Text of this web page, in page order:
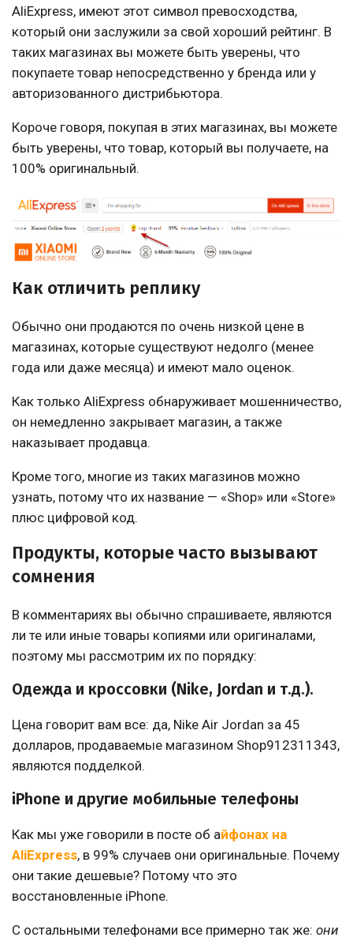
AliExpress, имеют этот символ превосходства,
который они заслужили за свой хороший рейтинг. В
таких магазинах вы можете быть уверены, что
покупаете товар непосредственно у бренда или у
авторизованного дистрибьютора.
Короче говоря, покупая в этих магазинах, вы можете
быть уверены, что товар, который вы получаете, на
100% оригинальный.
Как отличить реплику
Обычно они продаются по очень низкой цене в
магазинах, которые существуют недолго (менее
года или даже месяца) и имеют мало оценок.
Как только AliExpress обнаруживает мошенничество,
он немедленно закрывает магазин, а также
наказывает продавца.
Кроме того, многие из таких магазинов можно
узнать, потому что их название — «Shop» или «Store»
плюс цифровой код.
Продукты, которые часто вызывают
сомнения
В комментариях вы обычно спрашиваете, являются
ли те или иные товары копиями или оригиналами,
поэтому мы рассмотрим их по порядку:
Одежда и кроссовки (Nike, Jordan и т.д.).
Цена говорит вам все: да, Nike Air Jordan за 45
долларов, продаваемые магазином Shop912311343,
являются подделкой.
iPhone и другие мобильные телефоны
Как мы уже говорили в посте об айфонах на
AliExpress, в 99% случаев они оригинальные. Почему
они такие дешевые? Потому что это
восстановленные iPhone.
С остальными телефонами все примерно так же: они